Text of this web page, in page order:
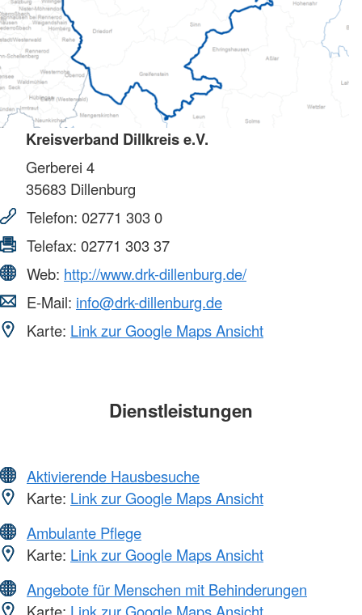
Kreisverband Dillkreis e.V.
Gerberei 4
35683 Dillenburg
Telefon: 02771 303 0
Telefax: 02771 303 37
Web: http://www.drk-dillenburg.de/
E-Mail: info@drk-dillenburg.de
Karte: Link zur Google Maps Ansicht
Dienstleistungen
Aktivierende Hausbesuche
Karte: Link zur Google Maps Ansicht
Ambulante Pflege
Karte: Link zur Google Maps Ansicht
Angebote für Menschen mit Behinderungen